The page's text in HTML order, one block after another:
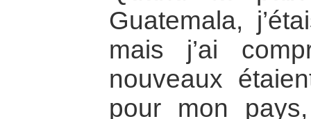
Guatemala,
mais j’ai
nouveaux
pour mon